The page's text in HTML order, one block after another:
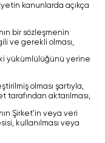
kanunlarda açıkça
bir sözleşmenin
ve gerekli olması,
yükümlülüğünü yerine
olması şartıyla,
tarafından aktarılması,
Şirket’in veya veri
kullanılması veya